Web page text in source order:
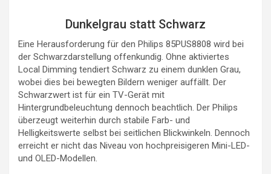
Dunkelgrau statt Schwarz
Eine Herausforderung für den Philips 85PUS8808 wird bei
der Schwarzdarstellung offenkundig. Ohne aktiviertes
Local Dimming tendiert Schwarz zu einem dunklen Grau,
wobei dies bei bewegten Bildern weniger auffällt. Der
Schwarzwert ist für ein TV-Gerät mit
Hintergrundbeleuchtung dennoch beachtlich. Der Philips
überzeugt weiterhin durch stabile Farb- und
Helligkeitswerte selbst bei seitlichen Blickwinkeln. Dennoch
erreicht er nicht das Niveau von hochpreisigeren Mini-LED-
und OLED-Modellen.